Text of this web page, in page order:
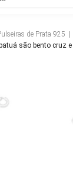
de Prata 925
são bento cruz